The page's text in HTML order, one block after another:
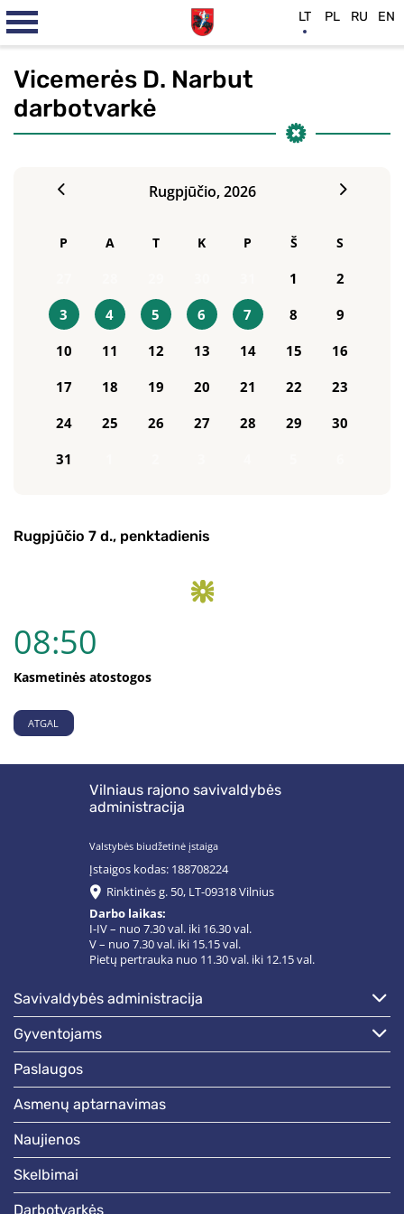
Vicemerės D. Narbut
darbotvarkė
Rugpjūčio, 2026
P A T K P Š S
1
2
3
4 5 6 7 8
9
10
11 12 13 14 15
16
17
18 19 20 21 22
23
24
25 26 27 28 29
30
31
Rugpjūčio 7 d., penktadienis
08:50
Kasmetinės atostogos
ATGAL
Vilniaus rajono savivaldybės
administracija
Valstybės biudžetinė įstaiga
Įstaigos kodas: 188708224
Rinktinės g. 50, LT-09318 Vilnius
Darbo laikas:
I-IV – nuo 7.30 val. iki 16.30 val.
V – nuo 7.30 val. iki 15.15 val.
Pietų pertrauka nuo 11.30 val. iki 12.15 val.
savivaldybės administracija
gyventojams
paslaugos
asmenų aptarnavimas
naujienos
skelbimai
darbotvarkės
LT PL RU EN